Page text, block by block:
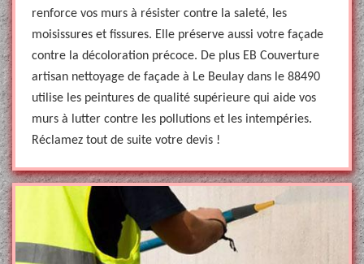
renforce vos murs à résister contre la saleté, les
moisissures et fissures. Elle préserve aussi votre façade
contre la décoloration précoce. De plus EB Couverture
artisan nettoyage de façade à Le Beulay dans le 88490
utilise les peintures de qualité supérieure qui aide vos
murs à lutter contre les pollutions et les intempéries.
Réclamez tout de suite votre devis !